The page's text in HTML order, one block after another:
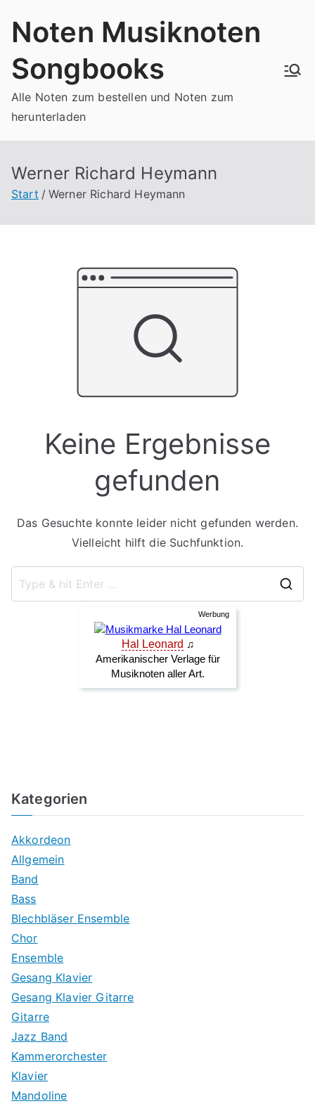
InhaltNoten Musiknoten
Songbooks
Alle Noten zum bestellen und Noten zum
herunterladen
Werner Richard Heymann
Start Werner Richard Heymann
Keine Ergebnisse
gefunden
Das Gesuchte konnte leider nicht gefunden werden.
Vielleicht hilft die Suchfunktion.
Kategorien
Akkordeon
Allgemein
Band
Bass
Blechbläser Ensemble
Chor
Ensemble
Gesang Klavier
Gesang Klavier Gitarre
Gitarre
Jazz Band
Kammerorchester
Klavier
Mandoline